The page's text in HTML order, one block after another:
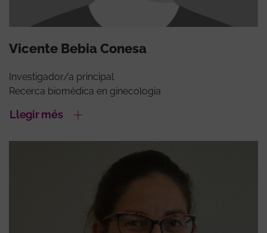
Vicente Bebia Conesa
Investigador/a principal
Recerca biomèdica en ginecologia
Llegir més